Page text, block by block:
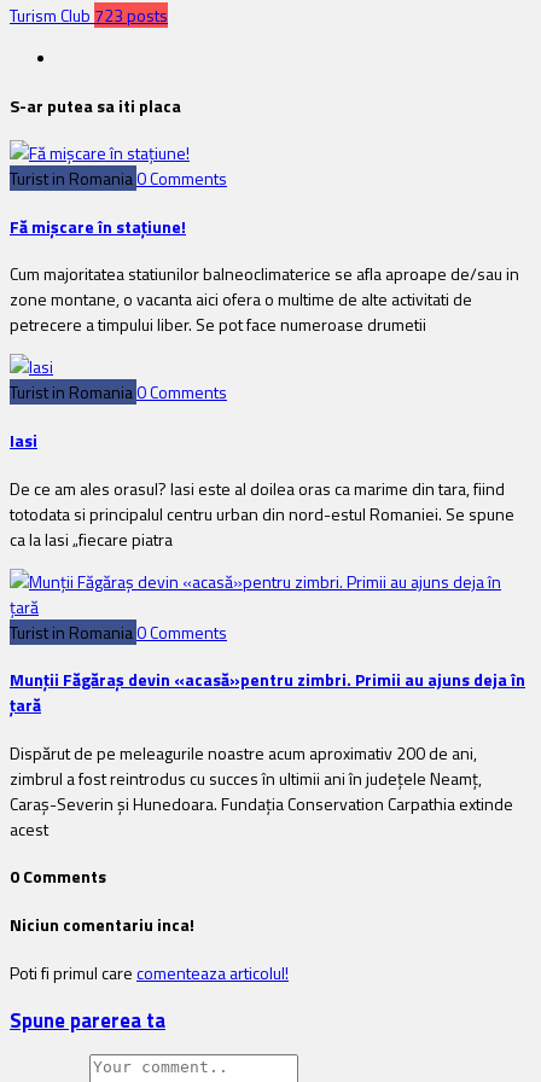
Turism Club 723 posts
S-ar putea sa iti placa
Turist in Romania0 Comments
Fă mișcare în stațiune!
Cum majoritatea statiunilor balneoclimaterice se afla aproape de/sau in
zone montane, o vacanta aici ofera o multime de alte activitati de
petrecere a timpului liber. Se pot face numeroase drumetii
Turist in Romania0 Comments
Iasi
De ce am ales orasul? Iasi este al doilea oras ca marime din tara, fiind
totodata si principalul centru urban din nord-estul Romaniei. Se spune
ca la Iasi „fiecare piatra
Turist in Romania0 Comments
Munții Făgăraș devin «acasă»pentru zimbri. Primii au ajuns deja în
țară
Dispărut de pe meleagurile noastre acum aproximativ 200 de ani,
zimbrul a fost reintrodus cu succes în ultimii ani în județele Neamț,
Caraș-Severin și Hunedoara. Fundația Conservation Carpathia extinde
acest
0 Comments
Niciun comentariu inca!
Poti fi primul carecomenteaza articolul!
Spune parerea ta